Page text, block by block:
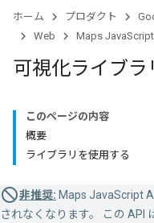
ホーム プロダクト
Web
Maps JavaScript
可視化ライブラ
このページの内容
概要
ライブラリを使用する
非推奨: Maps JavaScript
されなくなります。 この API